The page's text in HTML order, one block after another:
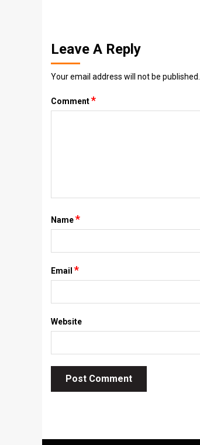
Leave A Reply
Your email address will not be published.
Comment*
Name*
Email *
Website